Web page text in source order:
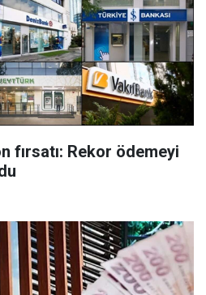
fırsatı: Rekor ödemeyi